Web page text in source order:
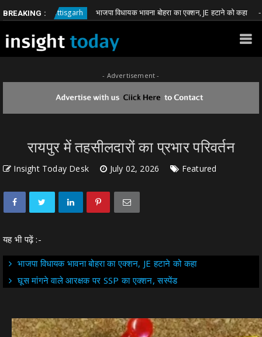
BREAKING :
Chhattisgarh भाजपा विधायक भावना बोहरा का एक्शन, JE हटाने को कहा
- Advertisement -
रायपुर में तहसीलदारों का प्रभार परिवर्तन
Insight Today Desk July 02, 2026 Featured
यह भी पढ़ें :-
भाजपा विधायक भावना बोहरा का एक्शन, JE हटाने को कहा
घूस मांगने वाले आरक्षक पर SSP का एक्शन, सस्पेंड